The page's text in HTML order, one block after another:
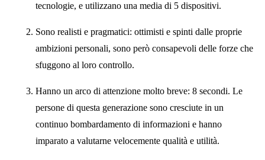
tecnologie, e utilizzano una media di 5 dispositivi.
Sono realisti e pragmatici: ottimisti e spinti dalle proprie
ambizioni personali, sono però consapevoli delle forze che
sfuggono al loro controllo.
Hanno un arco di attenzione molto breve: 8 secondi. Le
persone di questa generazione sono cresciute in un
continuo bombardamento di informazioni e hanno
imparato a valutarne velocemente qualità e utilità.